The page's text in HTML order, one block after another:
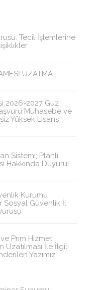
Tecil İşlemlerine
UZATMA
2026-2027 Güz
Muhasebe ve
Yüksek Lisans
Sistemi; Planlı
Hakkında Duyuru!
Kurumu
Sosyal Güvenlik İl
Prim Hizmet
Uzatılması İle İlgili
Yazımız